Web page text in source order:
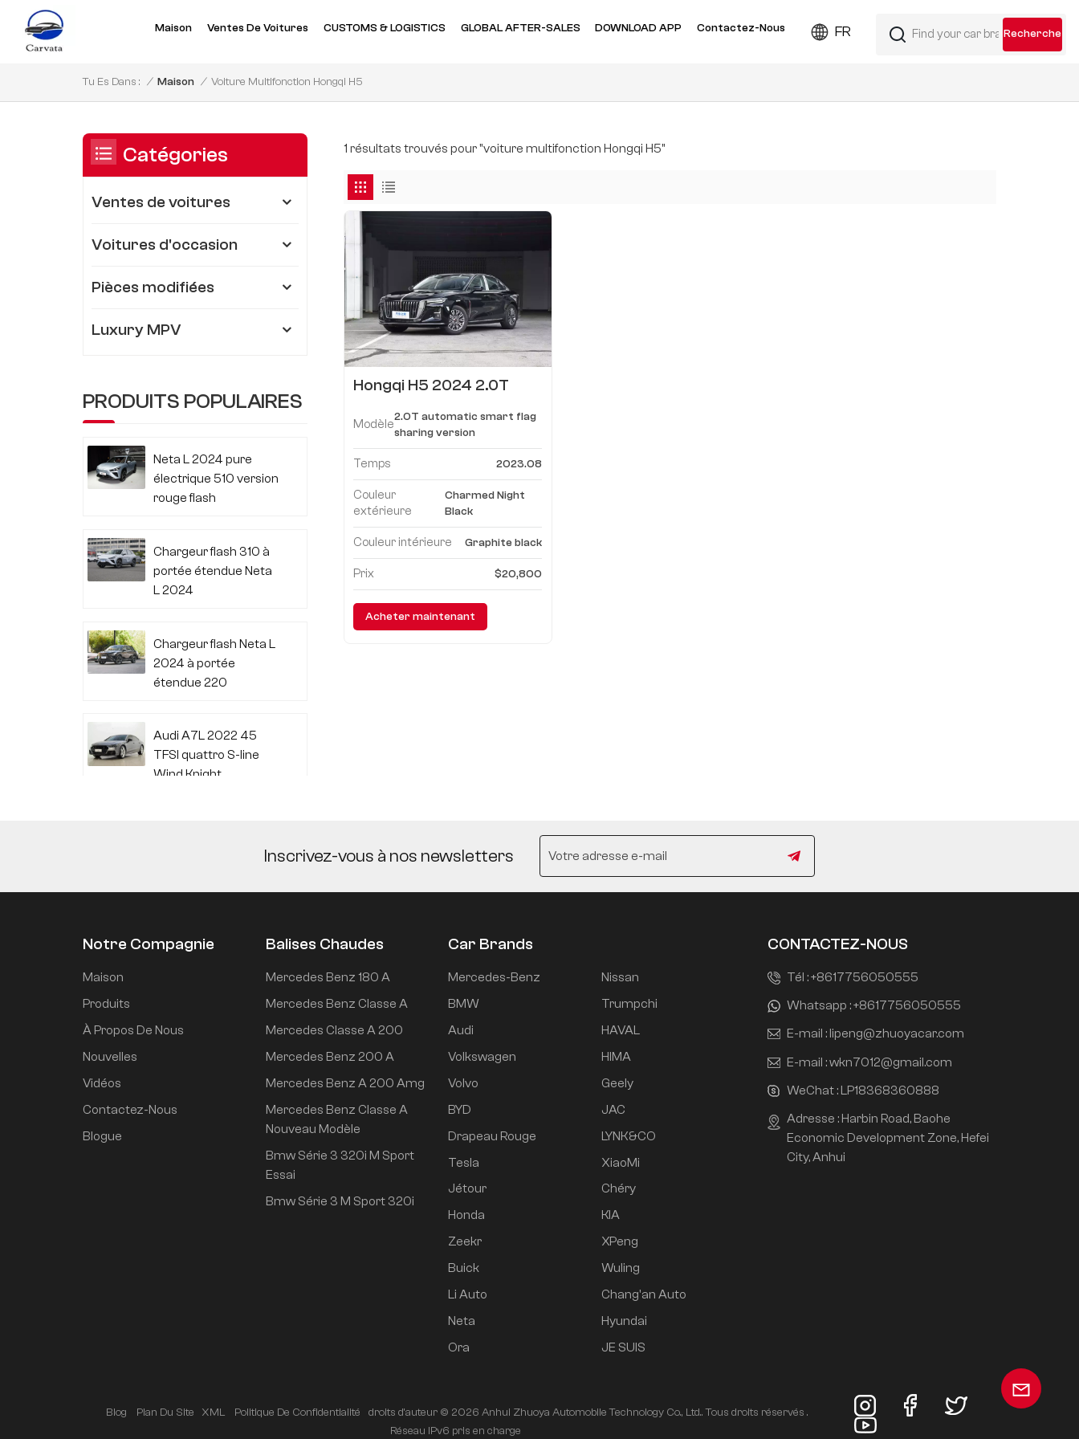
FR
Maison Ventes De Voitures CUSTOMS & LOGISTICS GLOBAL AFTER-SALES DOWNLOAD APP Contactez-Nous
Tu Es Dans : / Maison / Voiture Multifonction Hongqi H5
1 résultats trouvés pour "voiture multifonction Hongqi H5"
Hongqi H5 2024 2.0T
drapeau intelligent
automatique
Modèle
2.0T automatic smart flag
sharing version
Temps 2023.08
Couleur
extérieure
Charmed Night
Black
Couleur intérieure Graphite black
Prix $20,800
Acheter maintenant
Catégories
Ventes de voitures
Voitures d'occasion
Pièces modifiées
Luxury MPV
PRODUITS POPULAIRES
Neta L 2024 pure
électrique 510 version
rouge flash
Chargeur flash 310 à
portée étendue Neta
L 2024
Chargeur flash Neta L
2024 à portée
étendue 220
Audi A7L 2022 45
TFSI quattro S-line
Wind Knight
Mi SU7 2024, version
portée à propulsion
super longue durée
Inscrivez-vous à nos newsletters
Notre Compagnie
Maison
Produits
À Propos De Nous
Nouvelles
Vidéos
Contactez-Nous
Blogue
Balises Chaudes
Mercedes Benz 180 A
Mercedes Benz Classe A
Mercedes Classe A 200
Mercedes Benz 200 A
Mercedes Benz A 200 Amg
Mercedes Benz Classe A
Nouveau Modèle
Bmw Série 3 320i M Sport
Essai
Bmw Série 3 M Sport 320i
Car Brands
Mercedes-Benz
BMW
Audi
Volkswagen
Volvo
BYD
Drapeau Rouge
Tesla
Jétour
Honda
Zeekr
Buick
Li Auto
Neta
Ora
Nissan
Trumpchi
HAVAL
HIMA
Geely
JAC
LYNK&CO
XiaoMi
Chéry
KIA
XPeng
Wuling
Chang'an Auto
Hyundai
JE SUIS
CONTACTEZ-NOUS
Tél :+8617756050555
Whatsapp :+8617756050555
E-mail : lipeng@zhuoyacar.com
E-mail :wkn7012@gmail.com
WeChat : LP18368360888
Adresse : Harbin Road, Baohe
Economic Development Zone, Hefei
City, Anhui
Blog Plan Du Site XML Politique De Confidentialité
droits d'auteur © 2026 Anhui Zhuoya Automobile Technology Co., Ltd.. Tous droits réservés .
Réseau IPv6 pris en charge